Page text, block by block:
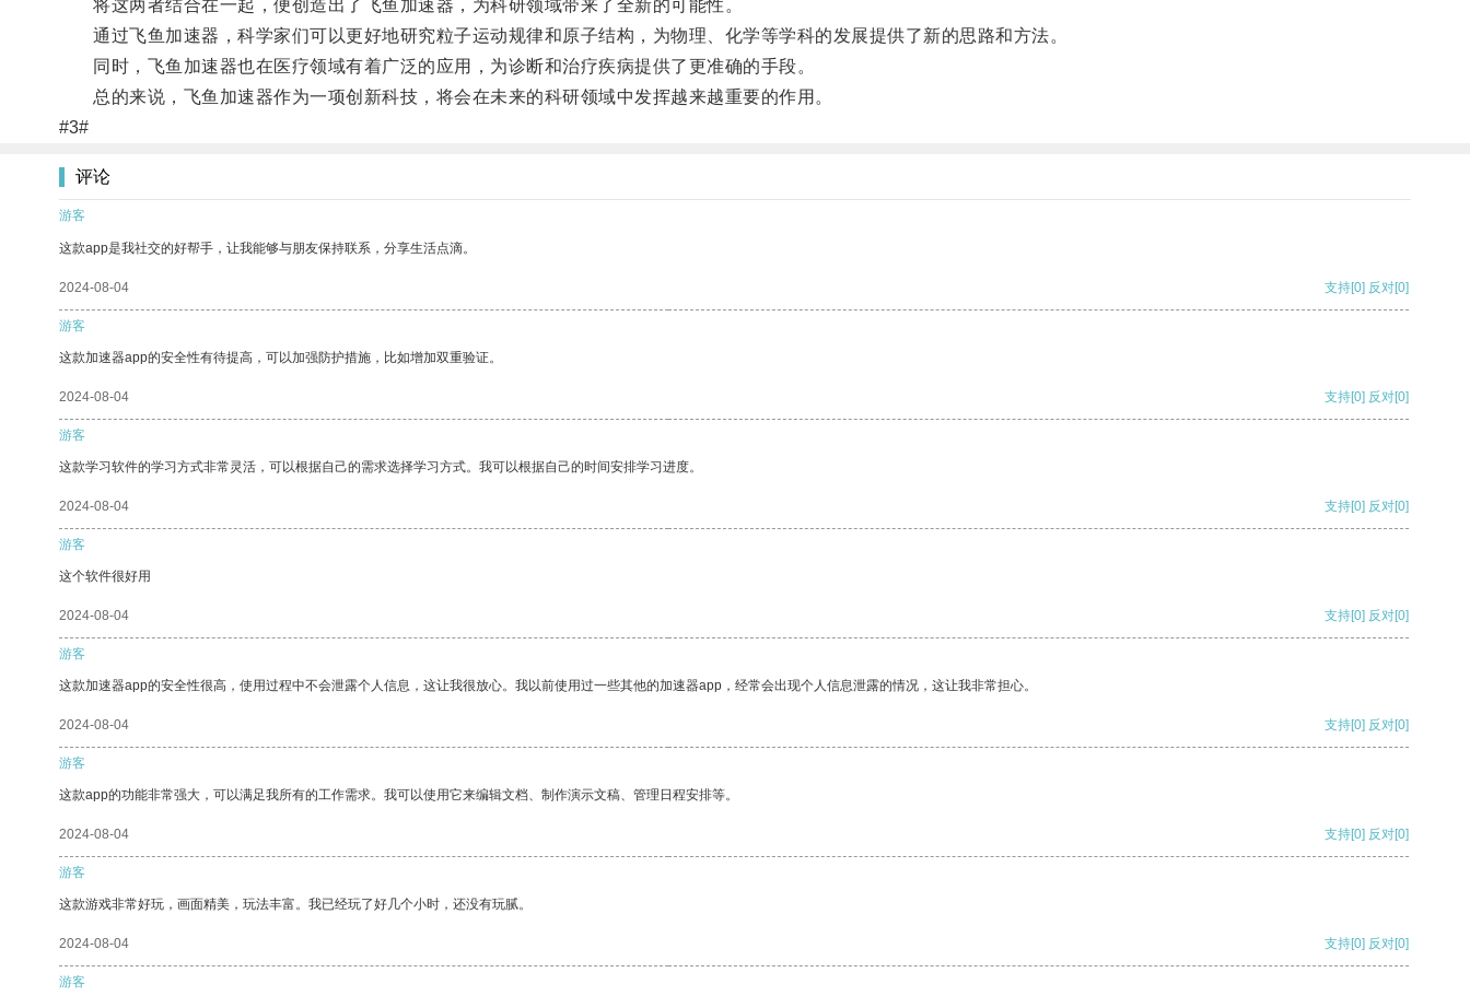
将这两者结合在一起，便创造出了飞鱼加速器，为科研领域带来了全新的可能性。
通过飞鱼加速器，科学家们可以更好地研究粒子运动规律和原子结构，为物理、化学等学科的发展提供了新的思路和方法。
同时，飞鱼加速器也在医疗领域有着广泛的应用，为诊断和治疗疾病提供了更准确的手段。
总的来说，飞鱼加速器作为一项创新科技，将会在未来的科研领域中发挥越来越重要的作用。
#3#
评论
游客
这款app是我社交的好帮手，让我能够与朋友保持联系，分享生活点滴。
2024-08-04 支持[0] 反对[0]
游客
这款加速器app的安全性有待提高，可以加强防护措施，比如增加双重验证。
2024-08-04 支持[0] 反对[0]
游客
这款学习软件的学习方式非常灵活，可以根据自己的需求选择学习方式。我可以根据自己的时间安排学习进度。
2024-08-04 支持[0] 反对[0]
游客
这个软件很好用
2024-08-04 支持[0] 反对[0]
游客
这款加速器app的安全性很高，使用过程中不会泄露个人信息，这让我很放心。我以前使用过一些其他的加速器app，经常会出现个人信息泄露的情况，这让我非常担心。
2024-08-04 支持[0] 反对[0]
游客
这款app的功能非常强大，可以满足我所有的工作需求。我可以使用它来编辑文档、制作演示文稿、管理日程安排等。
2024-08-04 支持[0] 反对[0]
游客
这款游戏非常好玩，画面精美，玩法丰富。我已经玩了好几个小时，还没有玩腻。
2024-08-04 支持[0] 反对[0]
游客